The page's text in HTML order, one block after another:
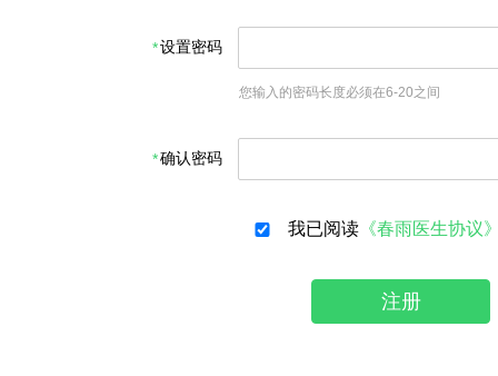
设置密码
您输入的密码长度必须在6-20之间
确认密码
我已阅读 《春雨医生协议
注册